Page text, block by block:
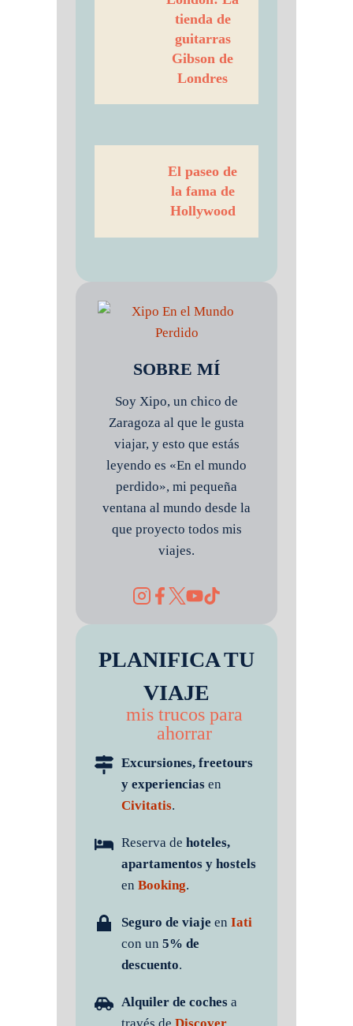
tienda de
guitarras
Gibson de
Londres
El paseo de
la fama de
Hollywood
SOBRE MÍ
Soy Xipo, un chico de
Zaragoza al que le gusta
viajar, y esto que estás
leyendo es «En el mundo
perdido», mi pequeña
ventana al mundo desde la
que proyecto todos mis
viajes.
PLANIFICA TU
VIAJE
mis trucos para
ahorrar
Excursiones, freetours
y experiencias en
Civitatis.
Reserva de hoteles,
apartamentos y hostels
en Booking.
Seguro de viaje en Iati
con un 5% de
descuento.
Alquiler de coches a